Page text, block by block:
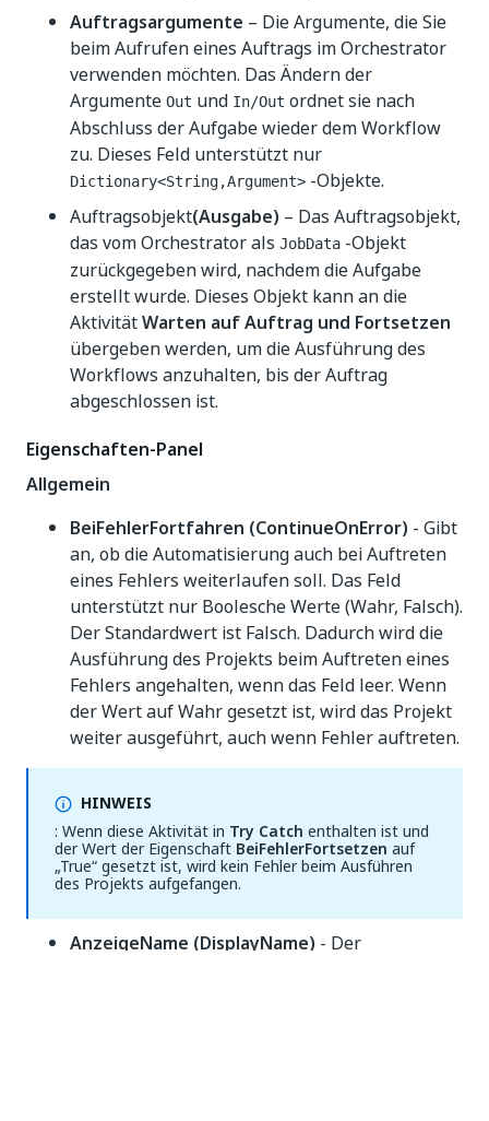
Auftragsargumente – Die Argumente, die Sie
beim Aufrufen eines Auftrags im Orchestrator
verwenden möchten. Das Ändern der
Argumente Out und In/Out ordnet sie nach
Abschluss der Aufgabe wieder dem Workflow
zu. Dieses Feld unterstützt nur
Dictionary<String,Argument> -Objekte.
Auftragsobjekt(Ausgabe) – Das Auftragsobjekt,
das vom Orchestrator als JobData -Objekt
zurückgegeben wird, nachdem die Aufgabe
erstellt wurde. Dieses Objekt kann an die
AktivitätWarten auf Auftrag und Fortsetzen
übergeben werden, um die Ausführung des
Workflows anzuhalten, bis der Auftrag
abgeschlossen ist.
Eigenschaften-Panel
Allgemein
BeiFehlerFortfahren (ContinueOnError) - Gibt
an, ob die Automatisierung auch bei Auftreten
eines Fehlers weiterlaufen soll. Das Feld
unterstützt nur Boolesche Werte (Wahr, Falsch).
Der Standardwert ist Falsch. Dadurch wird die
Ausführung des Projekts beim Auftreten eines
Fehlers angehalten, wenn das Feld leer. Wenn
der Wert auf Wahr gesetzt ist, wird das Projekt
weiter ausgeführt, auch wenn Fehler auftreten.
HINWEIS
: Wenn diese Aktivität in Try Catch enthalten ist und
der Wert der Eigenschaft BeiFehlerFortsetzen auf
„True“ gesetzt ist, wird kein Fehler beim Ausführen
des Projekts aufgefangen.
AnzeigeName (DisplayName) - Der